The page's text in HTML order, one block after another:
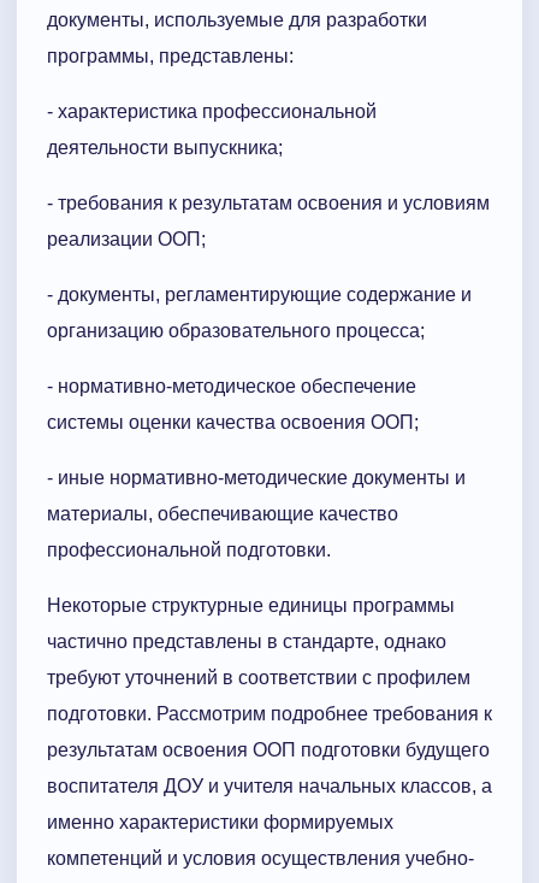
документы, используемые для разработки
программы, представлены:
- характеристика профессиональной
деятельности выпускника;
- требования к результатам освоения и условиям
реализации ООП;
- документы, регламентирующие содержание и
организацию образовательного процесса;
- нормативно-методическое обеспечение
системы оценки качества освоения ООП;
- иные нормативно-методические документы и
материалы, обеспечивающие качество
профессиональной подготовки.
Некоторые структурные единицы программы
частично представлены в стандарте, однако
требуют уточнений в соответствии с профилем
подготовки. Рассмотрим подробнее требования к
результатам освоения ООП подготовки будущего
воспитателя ДОУ и учителя начальных классов, а
именно характеристики формируемых
компетенций и условия осуществления учебно-